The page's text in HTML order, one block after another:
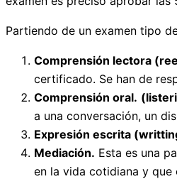
Partiendo de un examen tipo
Comprensión lectora
certificado. Se han de
Comprensión oral.
a una conversación, un
Expresión escrita
Mediación. Esta es una
en la vida cotidiana y que